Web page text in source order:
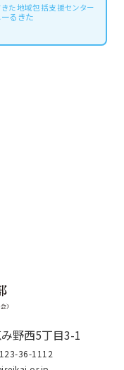
た地域包括支援センター
るきた
野西5丁目3-1
36-1112